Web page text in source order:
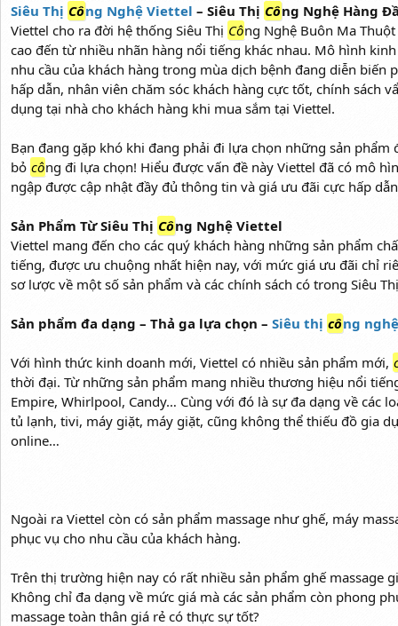
Siêu Thị Công Nghệ Viettel – Siêu Thị Công Nghệ Hàng
Viettel cho ra đời hệ thống Siêu Thị Công Nghệ Buôn Ma
cao đến từ nhiều nhãn hàng nổi tiếng khác nhau. Mô hình
nhu cầu của khách hàng trong mùa dịch bệnh đang diễn biến
hấp dẫn, nhân viên chăm sóc khách hàng cực tốt, chính sách
dụng tại nhà cho khách hàng khi mua sắm tại Viettel.
Bạn đang gặp khó khi đang phải đi lựa chọn những sản
bỏ công đi lựa chọn! Hiểu được vấn đề này Viettel đã có mô
ngập được cập nhật đầy đủ thông tin và giá ưu đãi cực hấp
Sản Phẩm Từ Siêu Thị Công Nghệ Viettel
Viettel mang đến cho các quý khách hàng những sản phẩm
tiếng, được ưu chuộng nhất hiện nay, với mức giá ưu đãi chỉ
sơ lược về một số sản phẩm và các chính sách có trong Siêu
Sản phẩm đa dạng – Thả ga lựa chọn – Siêu thị công
Với hình thức kinh doanh mới, Viettel có nhiều sản phẩm mới,
thời đại. Từ những sản phẩm mang nhiều thương hiệu nổi
Empire, Whirlpool, Candy… Cùng với đó là sự đa dạng về các
tủ lạnh, tivi, máy giặt, máy giặt, cũng không thể thiếu đồ gia
online…
Ngoài ra Viettel còn có sản phẩm massage như ghế, máy
phục vụ cho nhu cầu của khách hàng.
Trên thị trường hiện nay có rất nhiều sản phẩm ghế massage
Không chỉ đa dạng về mức giá mà các sản phẩm còn phong
massage toàn thân giá rẻ có thực sự tốt?